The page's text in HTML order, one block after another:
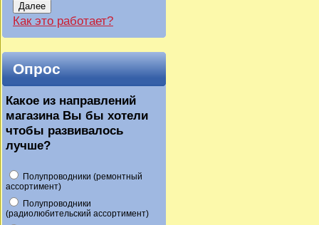
Далее
Как это работает?
Опрос
Какое из направлений
магазина Вы бы хотели
чтобы развивалось
лучше?
Полупроводники (ремонтный
ассортимент)
Полупроводники
(радиолюбительский ассортимент)